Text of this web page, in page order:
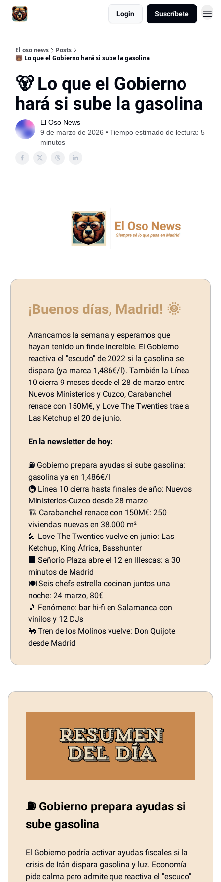
Login Suscríbete
El oso news
Posts
🐻 Lo que el Gobierno hará si sube la gasolina
🐻 Lo que el Gobierno
hará si sube la gasolina
El Oso News
9 de marzo de 2026 • Tiempo estimado de lectura: 5
minutos
¡Buenos días, Madrid! 🌞
Arrancamos la semana y esperamos que
hayan tenido un finde increíble. El Gobierno
reactiva el "escudo" de 2022 si la gasolina se
dispara (ya marca 1,486€/l). También la Línea
10 cierra 9 meses desde el 28 de marzo entre
Nuevos Ministerios y Cuzco, Carabanchel
renace con 150M€, y Love The Twenties trae a
Las Ketchup el 20 de junio.
En la newsletter de hoy:
⛽ Gobierno prepara ayudas si sube gasolina:
gasolina ya en 1,486€/l
🚇 Línea 10 cierra hasta finales de año: Nuevos
Ministerios-Cuzco desde 28 marzo
🏗️ Carabanchel renace con 150M€: 250
viviendas nuevas en 38.000 m²
🎤 Love The Twenties vuelve en junio: Las
Ketchup, King África, Basshunter
🏢 Señorío Plaza abre el 12 en Illescas: a 30
minutos de Madrid
🍽️ Seis chefs estrella cocinan juntos una
noche: 24 marzo, 80€
🎵 Fenómeno: bar hi-fi en Salamanca con
vinilos y 12 DJs
🚂 Tren de los Molinos vuelve: Don Quijote
desde Madrid
⛽ Gobierno prepara ayudas si
sube gasolina
El Gobierno podría activar ayudas fiscales si la
crisis de Irán dispara gasolina y luz. Economía
pide calma pero admite que reactiva el "escudo"